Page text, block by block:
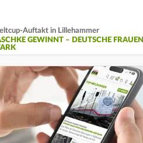
Auftakt in Lillehammer
GEWINNT – DEUTSCHE FRAUEN